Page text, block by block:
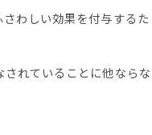
わしい効果を付与するた
れていることに他ならな